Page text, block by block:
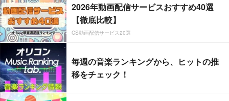
2026年動画配信サービスおすすめ40選
【徹底比較】
CS動画配信サービス20選
毎週の音楽ランキングから、ヒットの推
移をチェック！